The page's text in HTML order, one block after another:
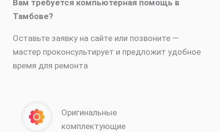
Вам требуется компьютерная помощь в
Тамбове?
Оставьте заявку на сайте или позвоните —
мастер проконсультирует и предложит удобное
время для ремонта
Оригинальные
комплектующие